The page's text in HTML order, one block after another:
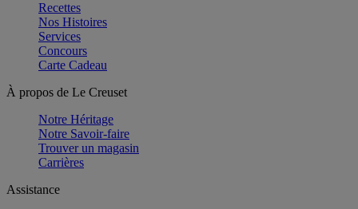
Recettes
Nos Histoires
Services
Concours
Carte Cadeau
À propos de Le Creuset
Notre Héritage
Notre Savoir-faire
Trouver un magasin
Carrières
Assistance